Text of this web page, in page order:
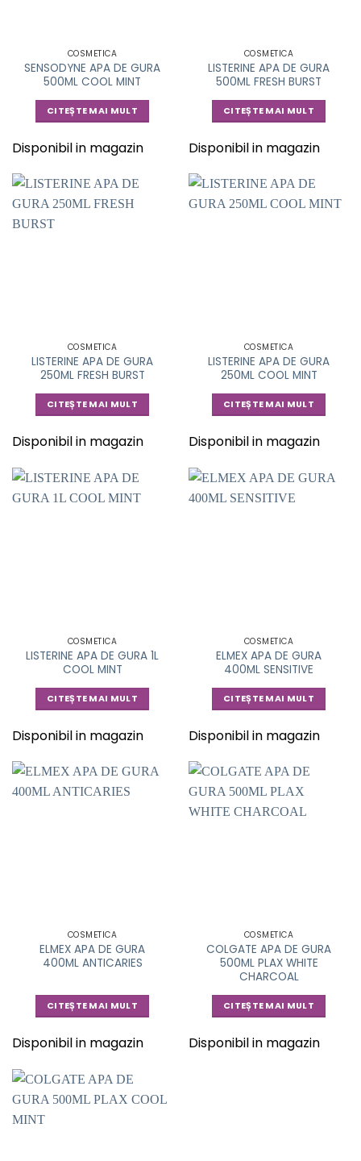
COSMETICA
SENSODYNE APA DE GURA
500ML COOL MINT
CITEȘTE MAI MULT
Disponibil in magazin
COSMETICA
LISTERINE APA DE GURA
500ML FRESH BURST
CITEȘTE MAI MULT
Disponibil in magazin
COSMETICA
LISTERINE APA DE GURA
250ML FRESH BURST
CITEȘTE MAI MULT
Disponibil in magazin
COSMETICA
LISTERINE APA DE GURA
250ML COOL MINT
CITEȘTE MAI MULT
Disponibil in magazin
COSMETICA
LISTERINE APA DE GURA 1L
COOL MINT
CITEȘTE MAI MULT
Disponibil in magazin
COSMETICA
ELMEX APA DE GURA
400ML SENSITIVE
CITEȘTE MAI MULT
Disponibil in magazin
COSMETICA
ELMEX APA DE GURA
400ML ANTICARIES
CITEȘTE MAI MULT
Disponibil in magazin
COSMETICA
COLGATE APA DE GURA
500ML PLAX WHITE
CHARCOAL
CITEȘTE MAI MULT
Disponibil in magazin